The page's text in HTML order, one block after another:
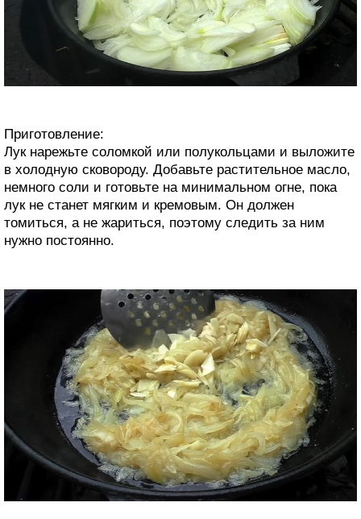
Приготовление:
Лук нарежьте соломкой или полукольцами и выложите
в холодную сковороду. Добавьте растительное масло,
немного соли и готовьте на минимальном огне, пока
лук не станет мягким и кремовым. Он должен
томиться, а не жариться, поэтому следить за ним
нужно постоянно.